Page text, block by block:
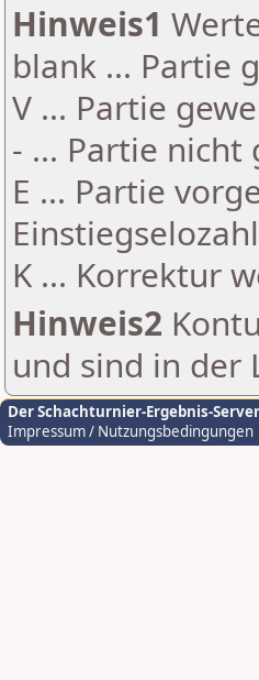
Hinweis1
blank ... Partie
V ... Partie
- ... Partie nicht
E ... Partie
K ... Korrektur
Hinweis2
und sind in der
Der Schachturnier-Ergebnis-Server
Impressum / Nutzungsbedingungen